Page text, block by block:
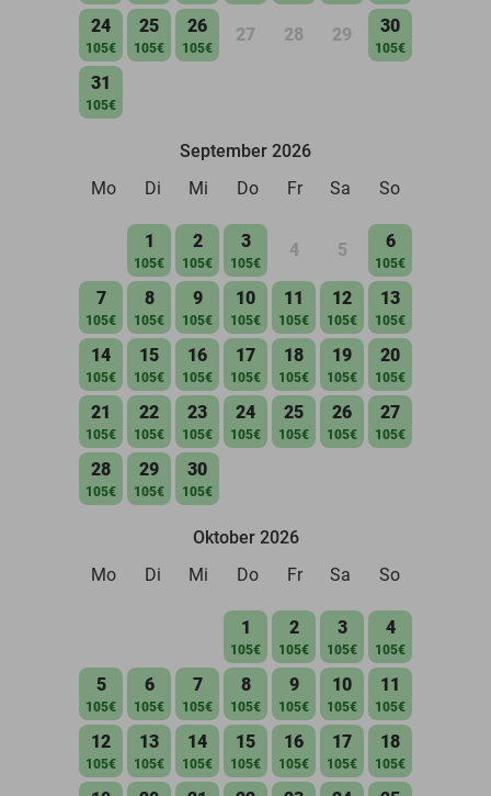
24
105€
25
105€
26
105€
27 28 29 30
105€
31
105€
September 2026
Mo
Di Mi Do Fr Sa So
1
105€
2
105€
3
105€
4 5 6
105€
7
105€
8
105€
9
105€
10
105€
11
105€
12
105€
13
105€
14
105€
15
105€
16
105€
17
105€
18
105€
19
105€
20
105€
21
105€
22
105€
23
105€
24
105€
25
105€
26
105€
27
105€
28
105€
29
105€
30
105€
Oktober 2026
Mo
Di Mi Do Fr Sa So
1
105€
2
105€
3
105€
4
105€
5
105€
6
105€
7
105€
8
105€
9
105€
10
105€
11
105€
12
105€
13
105€
14
105€
15
105€
16
105€
17
105€
18
105€